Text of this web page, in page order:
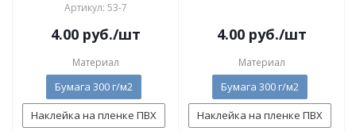
Артикул: 53-7
4.00руб./шт
Материал
Бумага 300 г/м2
Наклейка на пленке ПВХ
4.00руб./шт
Материал
Бумага 300 г/м2
Наклейка на пленке ПВХ